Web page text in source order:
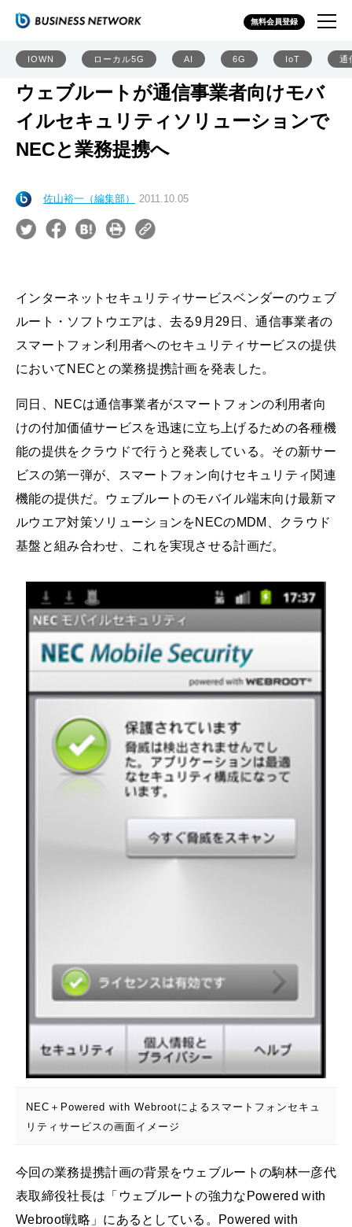
無料会員登録
IOWN ローカル5G AI 6G IoT 通
ウェブルートが通信事業者向けモバ
イルセキュリティソリューションで
NECと業務提携へ
佐山裕一（編集部） 2011.10.05
インターネットセキュリティサービスベンダーのウェブ
ルート・ソフトウエアは、去る9月29日、通信事業者の
スマートフォン利用者へのセキュリティサービスの提供
においてNECとの業務提携計画を発表した。
同日、NECは通信事業者がスマートフォンの利用者向
けの付加価値サービスを迅速に立ち上げるための各種機
能の提供をクラウドで行うと発表している。その新サー
ビスの第一弾が、スマートフォン向けセキュリティ関連
機能の提供だ。ウェブルートのモバイル端末向け最新マ
ルウエア対策ソリューションをNECのMDM、クラウド
基盤と組み合わせ、これを実現させる計画だ。
NEC＋Powered with Webrootによるスマートフォンセキュ
リティサービスの画面イメージ
今回の業務提携計画の背景をウェブルートの駒林一彦代
表取締役社長は「ウェブルートの強力なPowered with
Webroot戦略」にあるとしている。Powered with